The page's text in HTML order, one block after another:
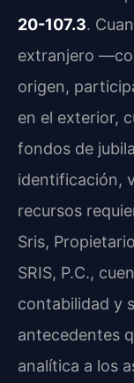
20-107.3.
extranjero
origen,
en el exterior,
fondos de
identificación,
recursos
Sris,
SRIS, P.C.,
contabilidad y
antecedentes
analítica a los